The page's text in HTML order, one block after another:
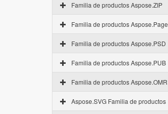
Familia de productos Aspose.ZIP
Familia de productos Aspose.Page
Familia de productos Aspose.PSD
Familia de productos Aspose.PUB
Familia de productos Aspose.OMR
Aspose.SVG Familia de productos